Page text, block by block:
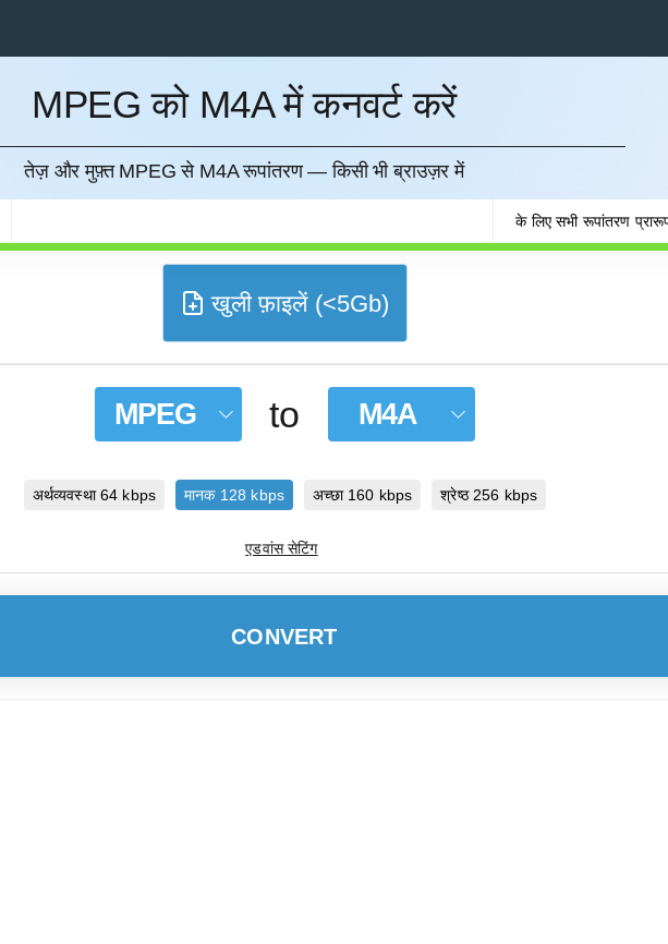
MPEG को M4A में कनवर्ट करें
तेज़ और मुफ़्त MPEG से M4A रूपांतरण — किसी भी ब्राउज़र में
के लिए सभी रूपांतरण
खुली फ़ाइलें (<5Gb)
MPEG to M4A
अर्थव्यवस्था 64 kbps मानक 128 kbps अच्छा 160 kbps श्रेष्ठ 256 kbps
एडवांस सेटिंग
CONVERT